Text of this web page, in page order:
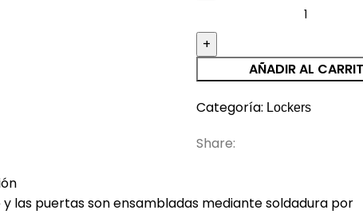
AÑADIR AL
Categoría: Lockers
Share:
y las puertas son ensambladas mediante soldadura por